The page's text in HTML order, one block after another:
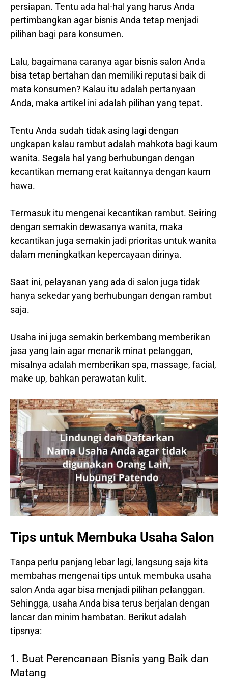
persiapan. Tentu ada hal-hal yang harus Anda
pertimbangkan agar bisnis Anda tetap menjadi
pilihan bagi para konsumen.
Lalu, bagaimana caranya agar bisnis salon Anda
bisa tetap bertahan dan memiliki reputasi baik di
mata konsumen? Kalau itu adalah pertanyaan
Anda, maka artikel ini adalah pilihan yang tepat.
Tentu Anda sudah tidak asing lagi dengan
ungkapan kalau rambut adalah mahkota bagi kaum
wanita. Segala hal yang berhubungan dengan
kecantikan memang erat kaitannya dengan kaum
hawa.
Termasuk itu mengenai kecantikan rambut. Seiring
dengan semakin dewasanya wanita, maka
kecantikan juga semakin jadi prioritas untuk wanita
dalam meningkatkan kepercayaan dirinya.
Saat ini, pelayanan yang ada di salon juga tidak
hanya sekedar yang berhubungan dengan rambut
saja.
Usaha ini juga semakin berkembang memberikan
jasa yang lain agar menarik minat pelanggan,
misalnya adalah memberikan spa, massage, facial,
make up, bahkan perawatan kulit.
Tips untuk Membuka Usaha Salon
Tanpa perlu panjang lebar lagi, langsung saja kita
membahas mengenai tips untuk membuka usaha
salon Anda agar bisa menjadi pilihan pelanggan.
Sehingga, usaha Anda bisa terus berjalan dengan
lancar dan minim hambatan. Berikut adalah
tipsnya:
1. Buat Perencanaan Bisnis yang Baik dan
Matang